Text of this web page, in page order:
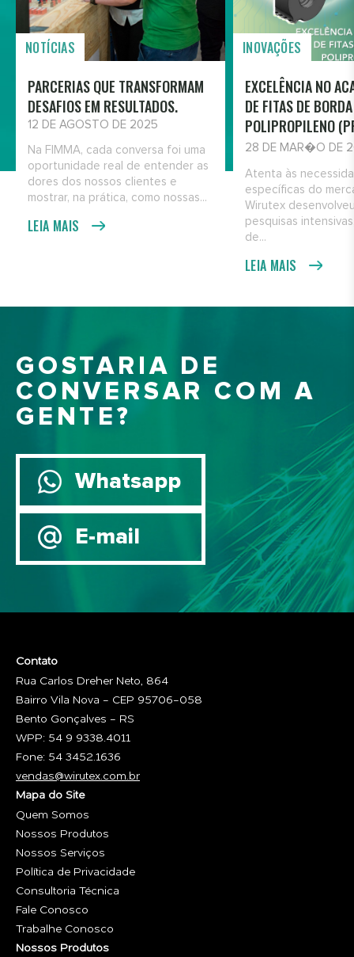
NOTÍCIAS
PARCERIAS QUE TRANSFORMAM
DESAFIOS EM RESULTADOS.
12 DE AGOSTO DE 2025
Na FIMMA, cada conversa foi uma
oportunidade real de entender as
dores dos nossos clientes e
mostrar, na prática, como nossas...
LEIA MAIS
INOVAÇÕES
EXCELÊNCIA NO
DE FITAS DE
POLIPROPILENO
28 DE MAR�O DE
Atenta às
específicas do
Wirutex
pesquisas
de...
LEIA MAIS
GOSTARIA DE
CONVERSAR COM A
GENTE?
Whatsapp
E-mail
Contato
Rua Carlos Dreher Neto, 864
Bairro Vila Nova - CEP 95706-058
Bento Gonçalves - RS
WPP: 54 9 9338.4011
Fone: 54 3452.1636
vendas@wirutex.com.br
Mapa do Site
Quem Somos
Nossos Produtos
Nossos Serviços
Política de Privacidade
Consultoria Técnica
Fale Conosco
Trabalhe Conosco
Nossos Produtos